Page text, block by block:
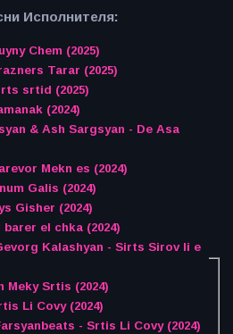
Исполнителя:
Chem (2025)
Tarar (2025)
srtid (2025)
(2024)
& Ash Sargsyan - De Asa
Mekn es (2024)
Galis (2024)
Gisher (2024)
el chka (2024)
Kalashyan - Sirts Sirov li e
Meky Srtis (2024)
Li Covy (2024)
- Srtis Li Covy (2024)